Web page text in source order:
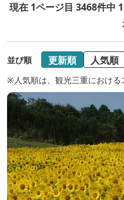
現在 1ページ目 3468件中
並び順 更新順 人気順
※人気順は、観光三重における